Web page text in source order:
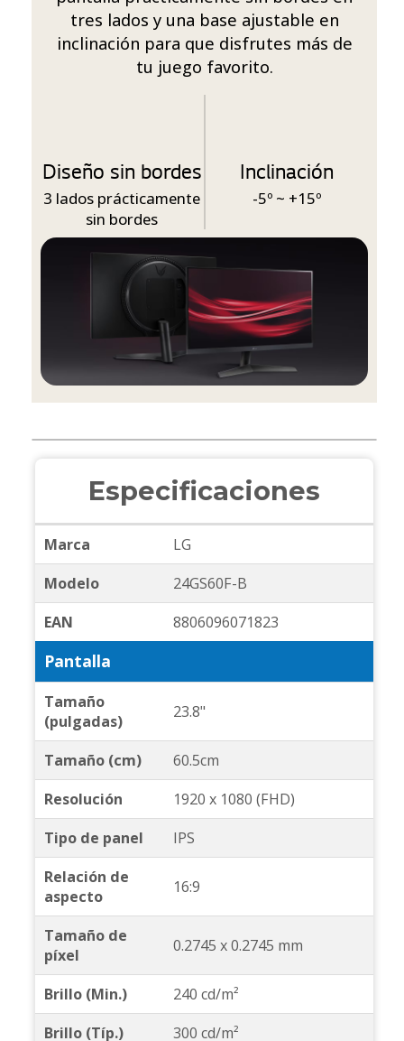
tres lados y una base ajustable en
inclinación para que disfrutes más de
tu juego favorito.
Diseño sin bordes
3 lados prácticamente
sin bordes
Inclinación
-5º ~ +15º
Especificaciones
Marca
LG
Modelo
24GS60F-B
EAN
8806096071823
Pantalla
Tamaño
(pulgadas)
23.8"
Tamaño (cm)
60.5cm
Resolución
1920 x 1080 (FHD)
Tipo de panel
IPS
Relación de
aspecto
16:9
Tamaño de
píxel
0.2745 x 0.2745 mm
Brillo (Min.)
240 cd/m²
Brillo (Típ.)
300 cd/m²